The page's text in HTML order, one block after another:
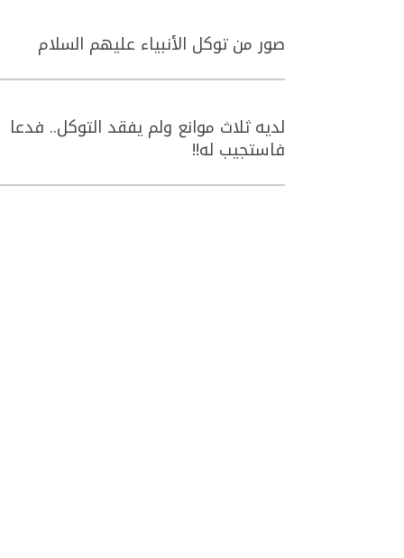
صور من توكل الأنبياء عليهم السلام
لديه ثلاث موانع ولم يفقد التوكل.. فدعا
فاستجيب له!!